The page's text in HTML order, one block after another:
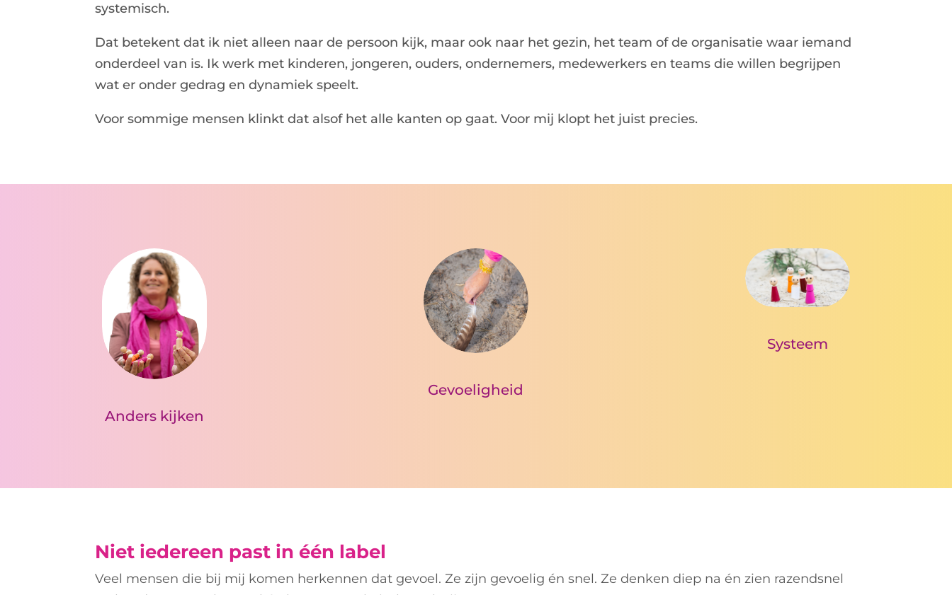
systemisch.
Dat betekent dat ik niet alleen naar de persoon kijk, maar ook naar het gezin, het team of de organisatie waar iemand
onderdeel van is. Ik werk met kinderen, jongeren, ouders, ondernemers, medewerkers en teams die willen begrijpen
wat er onder gedrag en dynamiek speelt.
Voor sommige mensen klinkt dat alsof het alle kanten op gaat. Voor mij klopt het juist precies.
Anders kijken
Gevoeligheid
Systeem
Niet iedereen past in één label
Veel mensen die bij mij komen herkennen dat gevoel.Ze zijn gevoelig én snel.Ze denken diep na én zien razendsnel